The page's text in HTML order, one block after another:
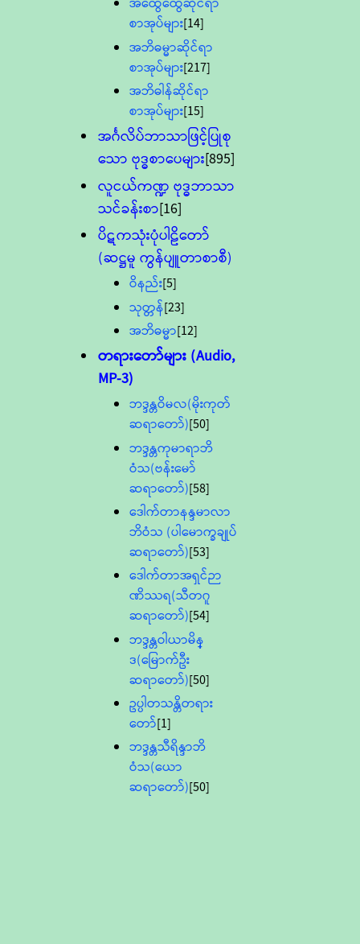
စာအုပ်များ[14]
အဘိဓမ္မာဆိုင်ရာ
စာအုပ်များ[217]
အဘိဓါန်ဆိုင်ရာ
စာအုပ်များ[15]
အင်္ဂလိပ်ဘာသာဖြင့်ပြုစု
သော ဗုဒ္ဓစာပေများ[895]
လူငယ်ကဏ္ဍ ဗုဒ္ဓဘာသာ
သင်ခန်းစာ[16]
ပိဋကသုံးပုံပါဠိတော်
(ဆဋ္ဌမူ ကွန်ပျူတာစာစီ)
ဝိနည်း[5]
သုတ္တန်[23]
အဘိဓမ္မာ[12]
တရားတော်များ (Audio,
MP-3)
ဘဒ္ဒန္တဝိမလ(မိုးကုတ်
ဆရာတော်)[50]
ဘဒ္ဒန္တကုမာရာဘိ
ဝံသ(ဗန်းမော်
ဆရာတော်)[58]
ဒေါက်တာနန္ဒမာလာ
ဘိဝံသ (ပါမောက္ခချုပ်
ဆရာတော်)[53]
ဒေါက်တာအရှင်ဉာ
ဏိဿရ(သီတဂူ
ဆရာတော်)[54]
ဘဒ္ဒန္တဝါယာမိန္
ဒ(မြောက်ဦး
ဆရာတော်)[50]
ဥပ္ပါတသန္တိတရား
တော်[1]
ဘဒ္ဒန္တသီရိန္ဒာဘိ
ဝံသ(ယော
ဆရာတော်)[50]